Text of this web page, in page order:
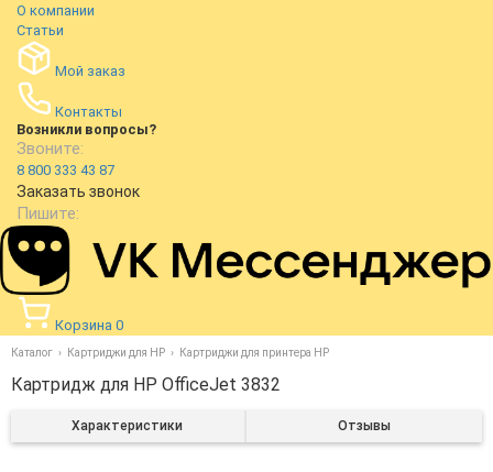
О компании
Статьи
Мой заказ
Контакты
Возникли вопросы?
Звоните:
8 800 333 43 87
Заказать звонок
Пишите:
Корзина 0
Каталог Картриджи для HP Картриджи для принтера HP
Картридж для HP OfficeJet 3832
Характеристики Отзывы